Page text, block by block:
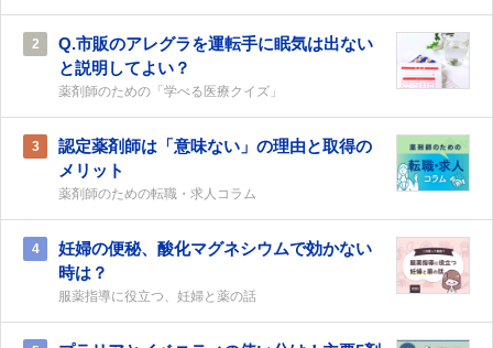
2
Q.市販のアレグラを運転手に眠気は出ない
と説明してよい？
薬剤師のための「学べる医療クイズ」
3
認定薬剤師は「意味ない」の理由と取得の
メリット
薬剤師のための転職・求人コラム
4
妊婦の便秘、酸化マグネシウムで効かない
時は？
服薬指導に役立つ、妊婦と薬の話